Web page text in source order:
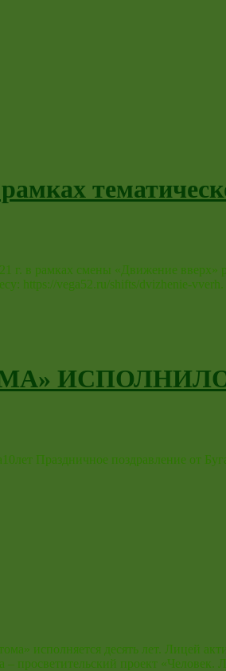
в рамках смены «Движение вверх»
https://vega52.ru/shifts/dvizhenie-
Праздничное поздравление от
исполняется десять лет. Лицей
просветительский проект